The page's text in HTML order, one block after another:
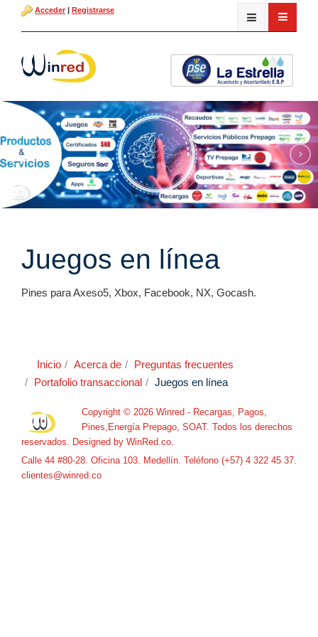
Acceder | Registrarse
Juegos en línea
Pines para Axeso5, Xbox, Facebook, NX, Gocash.
Inicio Acerca de
Preguntas frecuentes
Portafolio transaccional
Juegos en línea
Copyright © 2026 Winred - Recargas, Pagos,
Pines,Energía Prepago, SOAT. Todos los derechos
reservados. Designed by WinRed.co
Calle 44 #80-28. Oficina 103. Medellín. Teléfono (+57) 4 322 45 37.
clientes@winred.co